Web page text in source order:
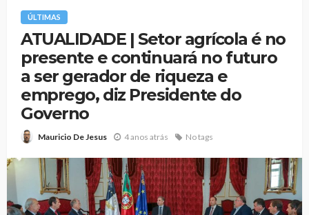
ÚLTIMAS
ATUALIDADE | Setor agrícola é no
presente e continuará no futuro
a ser gerador de riqueza e
emprego, diz Presidente do
Governo
Mauricio De Jesus 4 anos atrás No tags